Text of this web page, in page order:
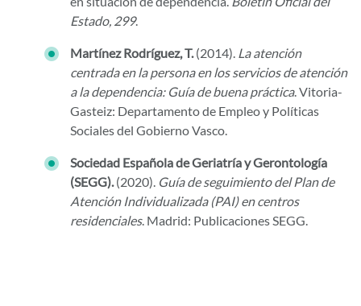
Estado, 299.
Martínez Rodríguez, T.(2014). La atención
centrada en la persona en los servicios de atención
a la dependencia: Guía de buena práctica. Vitoria-
Gasteiz: Departamento de Empleo y Políticas
Sociales del Gobierno Vasco.
Sociedad Española de Geriatría y Gerontología
(SEGG).(2020). Guía de seguimiento del Plan de
Atención Individualizada (PAI) en centros
residenciales. Madrid: Publicaciones SEGG.